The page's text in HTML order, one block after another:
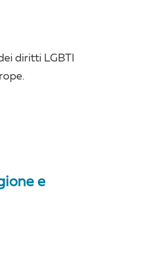
diritti LGBTI
e